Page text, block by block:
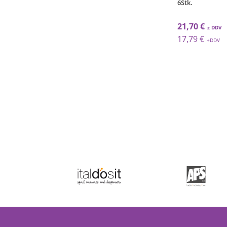
6Stk.
21,70 €
17,79 €